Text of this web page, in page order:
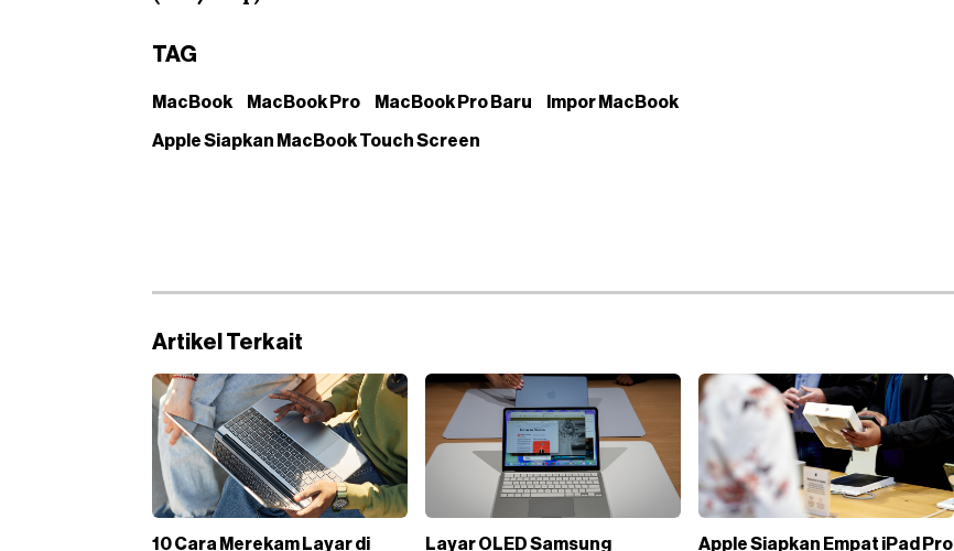
TAG
MacBook MacBook Pro MacBook Pro Baru Impor MacBook
Apple Siapkan MacBook Touch Screen
Artikel Terkait
10 Cara Merekam Layar di Layar OLED Samsung Apple Siapkan Empat iPad Pro